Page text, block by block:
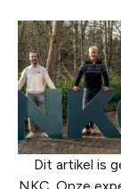
Dit artikel is